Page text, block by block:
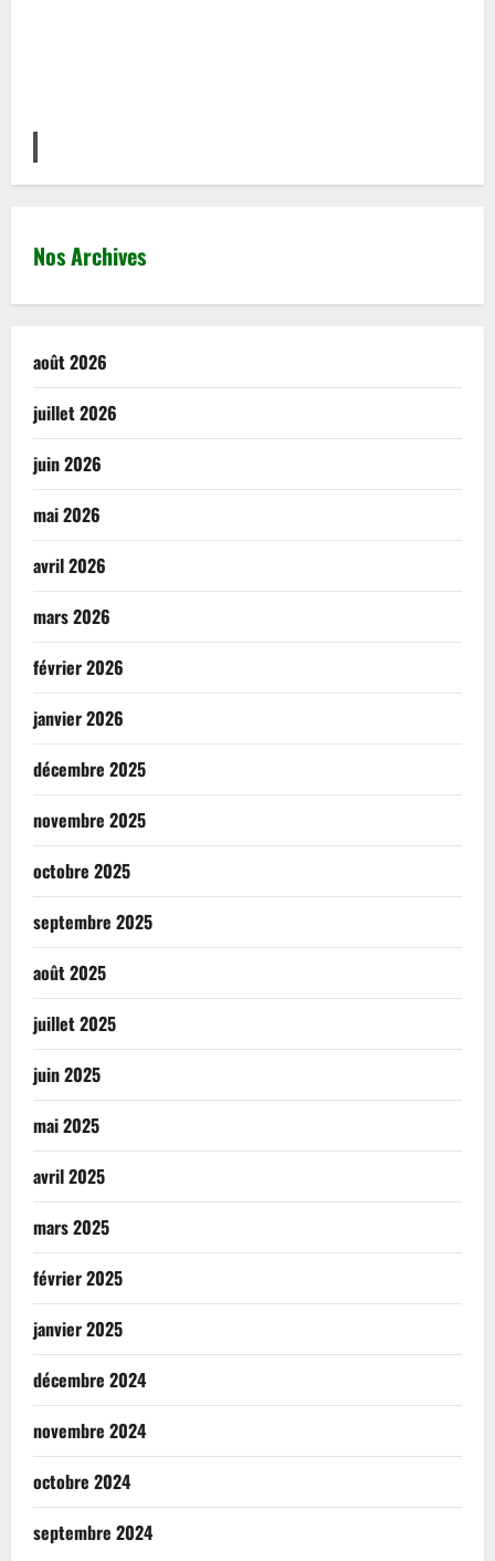
Nos Archives
août 2026
juillet 2026
juin 2026
mai 2026
avril 2026
mars 2026
février 2026
janvier 2026
décembre 2025
novembre 2025
octobre 2025
septembre 2025
août 2025
juillet 2025
juin 2025
mai 2025
avril 2025
mars 2025
février 2025
janvier 2025
décembre 2024
novembre 2024
octobre 2024
septembre 2024